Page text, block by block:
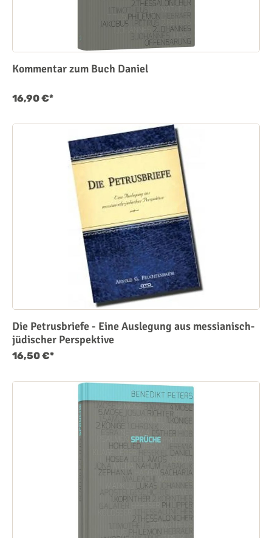
Kommentar zum Buch Daniel
16,90 €*
Die Petrusbriefe - Eine Auslegung aus messianisch-
jüdischer Perspektive
16,50 €*